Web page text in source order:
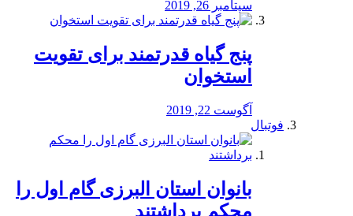
سپتامبر 26, 2019
پنج گیاه قدرتمند برای تقویت
استخوان
آگوست 22, 2019
فوتبال
بانوان استان البرزی گام اول را
محكم برداشتند